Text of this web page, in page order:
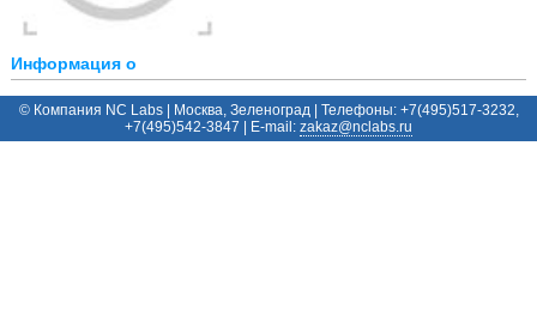
Информация о
© Компания NC Labs | Москва, Зеленоград | Телефоны: +7(495)517-3232,
+7(495)542-3847 | E-mail: ur.sbalcn@zakaz